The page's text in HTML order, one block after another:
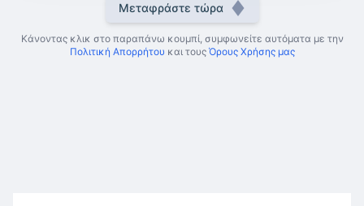
Μεταφράστε τώρα
Κάνοντας κλικ στο παραπάνω κουμπί, συμφωνείτε αυτόματα με την
Πολιτική Απορρήτου και τους Όρους Χρήσης μας